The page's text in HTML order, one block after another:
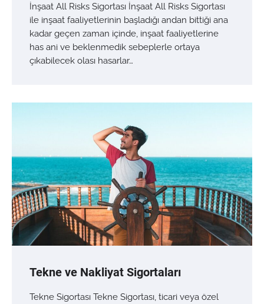
İnşaat All Risks Sigortası İnşaat All Risks Sigortası
ile inşaat faaliyetlerinin başladığı andan bittiği ana
kadar geçen zaman içinde, inşaat faaliyetlerine
has ani ve beklenmedik sebeplerle ortaya
çıkabilecek olası hasarlar…
Tekne ve Nakliyat Sigortaları
Tekne Sigortası Tekne Sigortası, ticari veya özel